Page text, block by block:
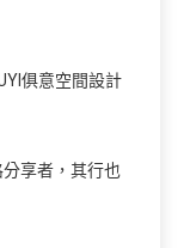
俱意空間設計
分享者，其行也